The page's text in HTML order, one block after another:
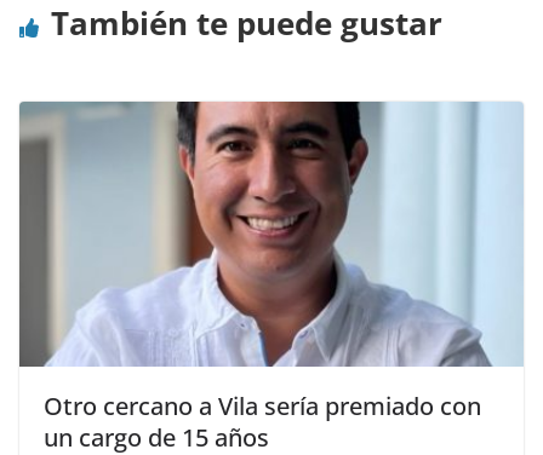
También te puede gustar
Otro cercano a Vila sería premiado con
un cargo de 15 años